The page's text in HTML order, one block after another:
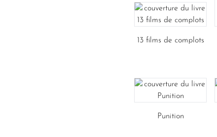
13 films de complots
Punition